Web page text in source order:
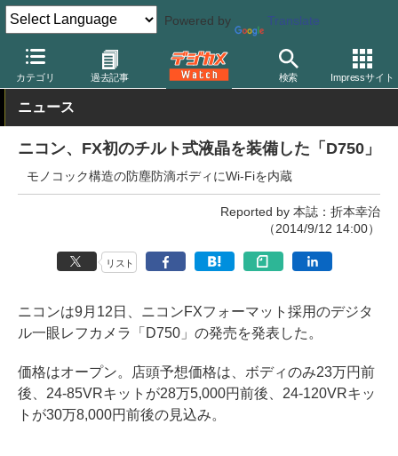
Powered by Translate
カテゴリ 過去記事 検索 Impressサイト
デジカメ Watch カメラ 一眼レフカメラ ニコン
ニュース
ニコン、FX初のチルト式液晶を装備した「D750」
モノコック構造の防塵防滴ボディにWi-Fiを内蔵
Reported by 本誌：折本幸治
（2014/9/12 14:00）
リスト
ニコンは9月12日、ニコンFXフォーマット採用のデジタ
ル一眼レフカメラ「D750」の発売を発表した。
価格はオープン。店頭予想価格は、ボディのみ23万円前
後、24-85VRキットが28万5,000円前後、24-120VRキッ
トが30万8,000円前後の見込み。